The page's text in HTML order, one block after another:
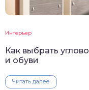
Интерьер
Как выбрать
и обуви
Читать далее